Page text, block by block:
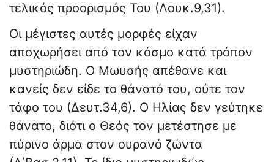
τελικός προορισμός Του (Λουκ.9,31).
Οι μέγιστες αυτές μορφές είχαν
αποχωρήσει από τον κόσμο κατά τρόπον
μυστηριώδη. Ο Μωυσής απέθανε και
κανείς δεν είδε το θάνατό του, ούτε τον
τάφο του (Δευτ.34,6). Ο Ηλίας δεν γεύτηκε
θάνατο, διότι ο Θεός τον μετέστησε με
πύρινο άρμα στον ουρανό ζώντα